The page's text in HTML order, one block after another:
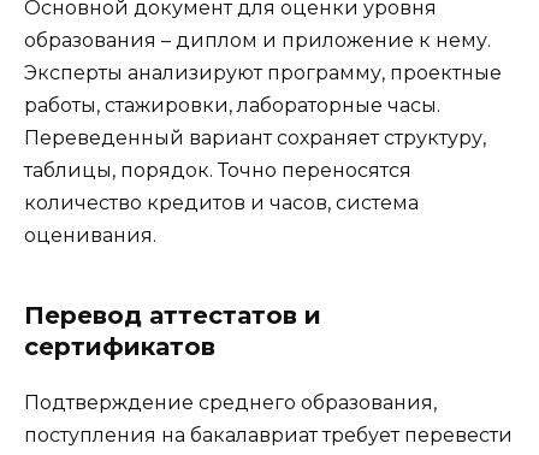
Основной документ для оценки уровня
образования – диплом и приложение к нему.
Эксперты анализируют программу, проектные
работы, стажировки, лабораторные часы.
Переведенный вариант сохраняет структуру,
таблицы, порядок. Точно переносятся
количество кредитов и часов, система
оценивания.
Перевод аттестатов и
сертификатов
Подтверждение среднего образования,
поступления на бакалавриат требует перевести